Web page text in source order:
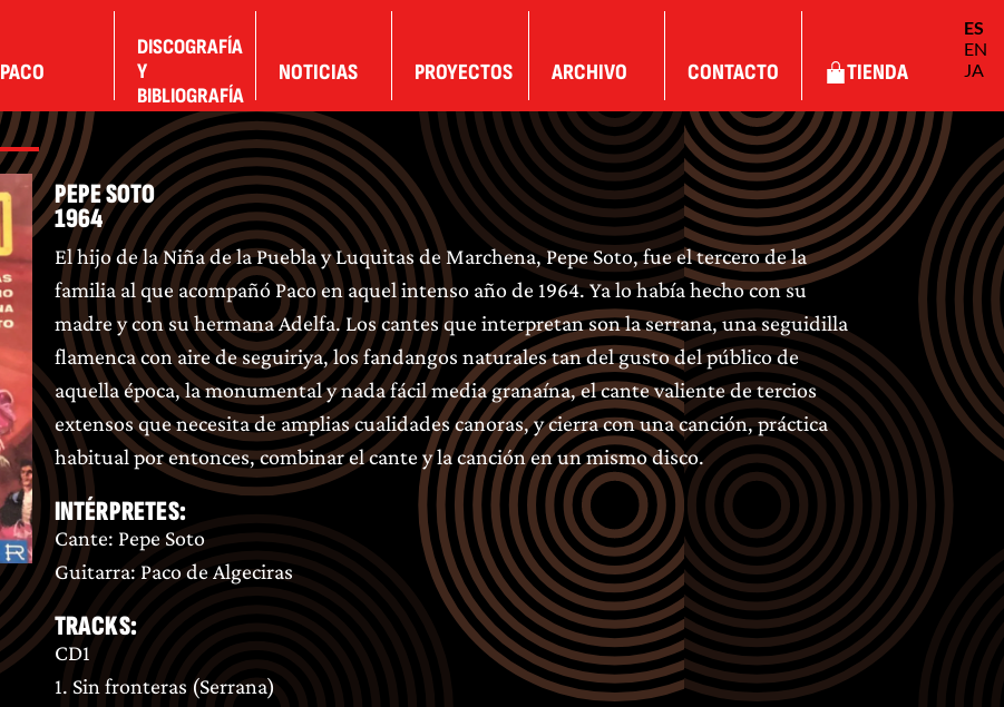
PACO
DISCOGRAFÍA
Y
BIBLIOGRAFÍA
NOTICIAS PROYECTOS ARCHIVO CONTACTO TIENDA
PEPE SOTO
1964
El hijo de la Niña de la Puebla y Luquitas de Marchena, Pepe Soto, fue el tercero de la
familia al que acompañó Paco en aquel intenso año de 1964. Ya lo había hecho con su
madre y con su hermana Adelfa. Los cantes que interpretan son la serrana, una seguidilla
flamenca con aire de seguiriya, los fandangos naturales tan del gusto del público de
aquella época, la monumental y nada fácil media granaína, el cante valiente de tercios
extensos que necesita de amplias cualidades canoras, y cierra con una canción, práctica
habitual por entonces, combinar el cante y la canción en un mismo disco.
INTÉRPRETES:
Cante: Pepe Soto
Guitarra: Paco de Algeciras
TRACKS:
CD1
1. Sin fronteras (Serrana)
EN
JA
ES